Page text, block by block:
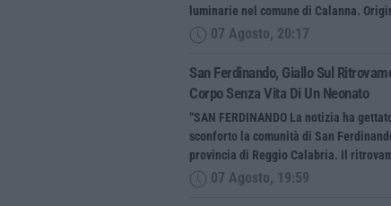
luminarie nel comune di Calanna.
07 Agosto, 20:17
San Ferdinando, Giallo Sul
Corpo Senza Vita Di Un Neonato
“SAN FERDINANDO La notizia ha
sconforto la comunità di San
provincia di Reggio Calabria. Il
07 Agosto, 19:59